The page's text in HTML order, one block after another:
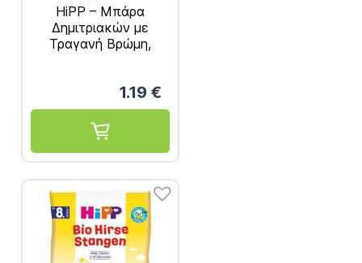
HiPP – Μπάρα
Δημιτριακών με
Τραγανή Βρώμη,
1.19 €